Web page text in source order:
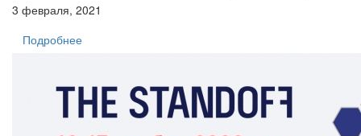
3 февраля, 2021
Подробнее